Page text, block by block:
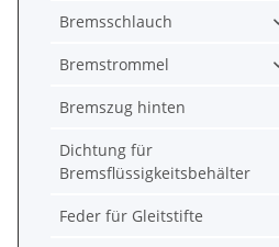
Bremsschlauch
Bremstrommel
Bremszug hinten
Dichtung für
Bremsflüssigkeitsbehälter
Feder für Gleitstifte